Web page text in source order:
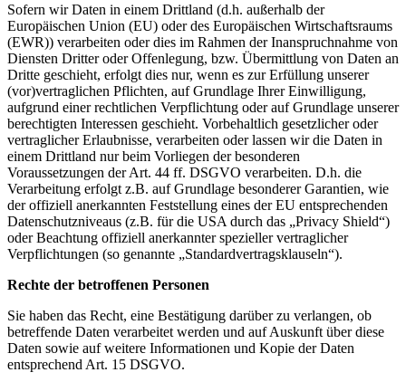
Sofern wir Daten in einem Drittland (d.h. außerhalb der
Europäischen Union (EU) oder des Europäischen Wirtschaftsraums
(EWR)) verarbeiten oder dies im Rahmen der Inanspruchnahme von
Diensten Dritter oder Offenlegung, bzw. Übermittlung von Daten an
Dritte geschieht, erfolgt dies nur, wenn es zur Erfüllung unserer
(vor)vertraglichen Pflichten, auf Grundlage Ihrer Einwilligung,
aufgrund einer rechtlichen Verpflichtung oder auf Grundlage unserer
berechtigten Interessen geschieht. Vorbehaltlich gesetzlicher oder
vertraglicher Erlaubnisse, verarbeiten oder lassen wir die Daten in
einem Drittland nur beim Vorliegen der besonderen
Voraussetzungen der Art. 44 ff. DSGVO verarbeiten. D.h. die
Verarbeitung erfolgt z.B. auf Grundlage besonderer Garantien, wie
der offiziell anerkannten Feststellung eines der EU entsprechenden
Datenschutzniveaus (z.B. für die USA durch das „Privacy Shield“)
oder Beachtung offiziell anerkannter spezieller vertraglicher
Verpflichtungen (so genannte „Standardvertragsklauseln“).
Rechte der betroffenen Personen
Sie haben das Recht, eine Bestätigung darüber zu verlangen, ob
betreffende Daten verarbeitet werden und auf Auskunft über diese
Daten sowie auf weitere Informationen und Kopie der Daten
entsprechend Art. 15 DSGVO.